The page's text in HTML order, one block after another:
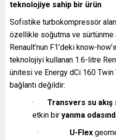
teknolojiye sahip bir ürün
Sofistike turbokompressör
özellikle soğutma ve sürtünme
Renault’nun F1’deki know-
teknolojiyi kullanan 1.6-litre
ünitesi ve Energy dCi 160 Twin
bağlantı değildir:
·Transvers su akış
etkin biryanma
· U-Flex